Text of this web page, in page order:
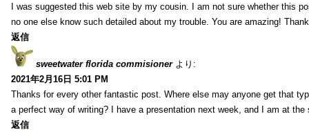
I was suggested this web site by my cousin. I am not sure whether this
no one else know such detailed about my trouble. You are amazing!
返信
sweetwater florida commisioner より:
2021年2月16日 5:01 PM
Thanks for every other fantastic post. Where else may anyone get that
a perfect way of writing? I have a presentation next week, and I am at the
返信